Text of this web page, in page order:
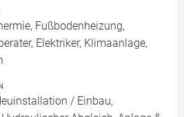
Fußbodenheizung,
Elektriker, Klimaanlage,
/ Einbau,